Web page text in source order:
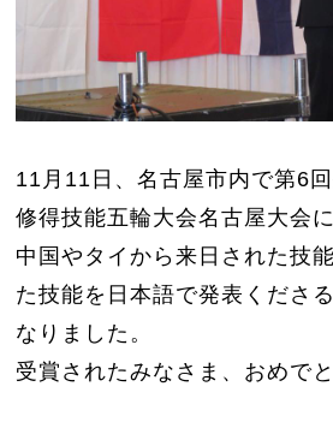
11月11日、名古屋市内で第6
修得技能五輪大会名古屋大会
中国やタイから来日された技
た技能を日本語で発表くださ
なりました。
受賞されたみなさま、おめで